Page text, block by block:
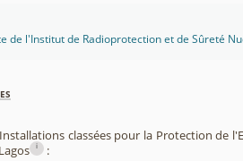
de l'Institut de Radioprotection et de Sûreté
classées pour la Protection de
i :